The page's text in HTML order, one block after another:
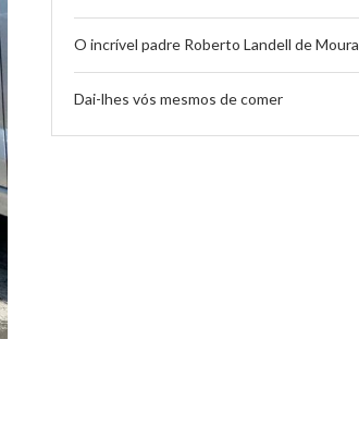
O incrível padre Roberto Landell de Moura
Dai-lhes vós mesmos de comer